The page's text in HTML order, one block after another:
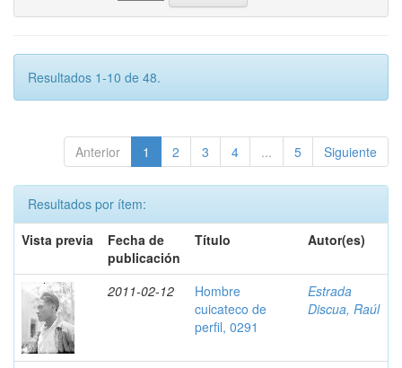
Resultados 1-10 de 48.
Anterior 1 2 3 4 ... 5 Siguiente
Resultados por ítem:
Vista previa
Fecha de
publicación
Título Autor(es)
2011-02-12
Hombre
cuicateco de
perfil, 0291
Estrada
Discua, Raúl